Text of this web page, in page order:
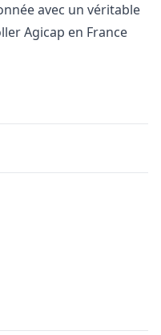
avec un véritable
Agicap en France